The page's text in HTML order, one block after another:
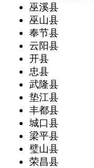
巫溪县
巫山县
奉节县
云阳县
开县
忠县
武隆县
垫江县
丰都县
城口县
梁平县
璧山县
荣昌县